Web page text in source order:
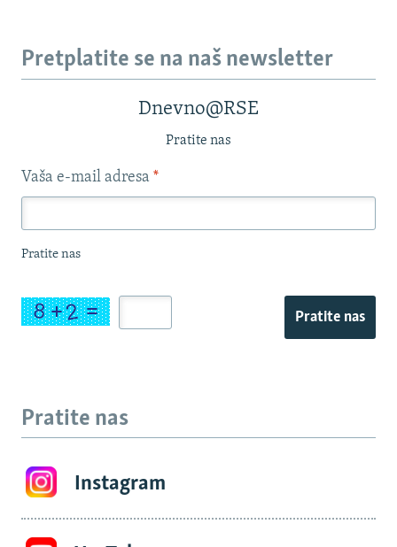
Pretplatite se na naš newsletter
Dnevno@RSE
Pratite nas
Vaša e-mail adresa *
Pratite nas
Pratite nas
Pratite nas
Instagram